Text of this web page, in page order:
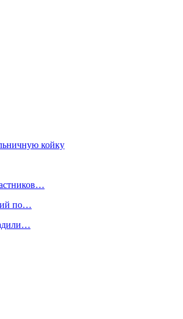
койку
по…